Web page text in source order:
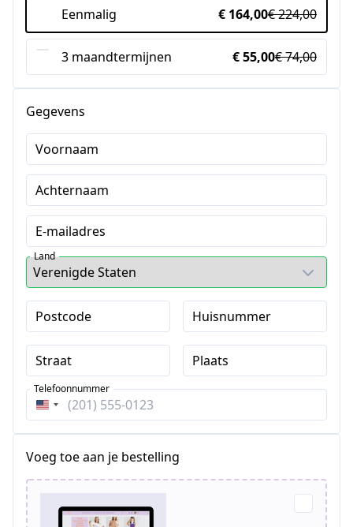
Eenmalig € 164,00€ 224,00
3 maandtermijnen € 55,00€ 74,00
Gegevens
Voornaam
Achternaam
E-mailadres
Land
Postcode Huisnummer
Straat Plaats
Verenigde
Telefoonnummer
Voeg toe aan je bestelling